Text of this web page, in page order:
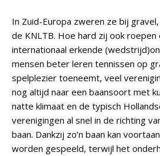
In Zuid-Europa zweren ze bij
de KNLTB. Hoe hard zij ook
internationaal erkende
mensen beter leren tennissen op
spelplezier toeneemt, veel
nog altijd naar een baansoort met
natte klimaat en de typisch
verenigingen al snel in de richting
baan. Dankzij zo’n baan kan
worden gespeeld, terwijl het